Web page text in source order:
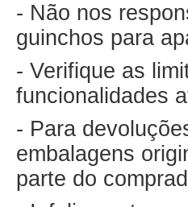
- Não nos
guinchos para
- Verifique as
funcionalidades
- Para
embalagens
parte do